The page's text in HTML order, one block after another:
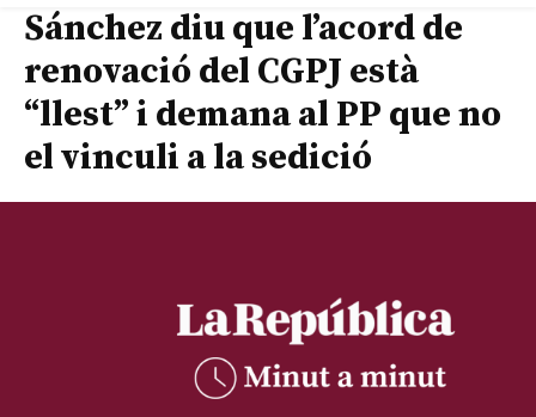
Sánchez diu que l’acord de
renovació del CGPJ està
“llest” i demana al PP que no
el vinculi a la sedició